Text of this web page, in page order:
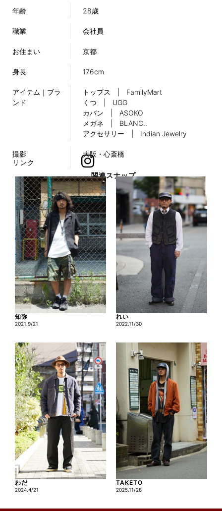
年齢 28歳
職業 会社員
お住まい 京都
身長 176cm
アイテム｜ブラ
ンド
トップス | FamilyMart
くつ | UGG
カバン | ASOKO
メガネ | BLANC..
アクセサリー | Indian Jewelry
撮影
大阪・心斎橋
リンク
関連スナップ
知弥
2021.9/21
れい
2022.11/30
わだ
2024.4/21
TAKETO
2025.11/28